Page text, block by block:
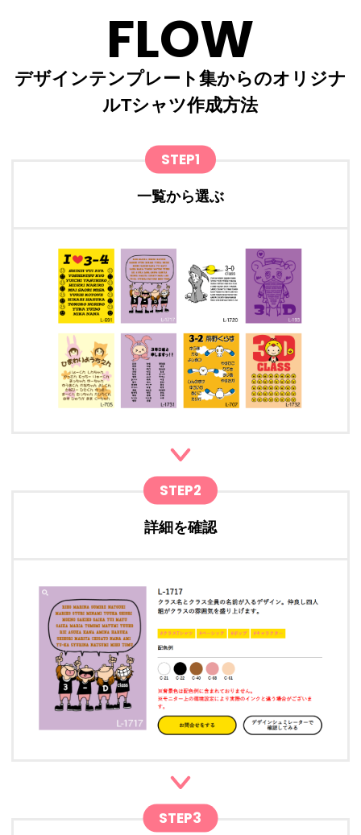
FLOW
デザインテンプレート集からのオリジナ
ルTシャツ作成方法
STEP1
一覧から選ぶ
STEP2
詳細を確認
STEP3